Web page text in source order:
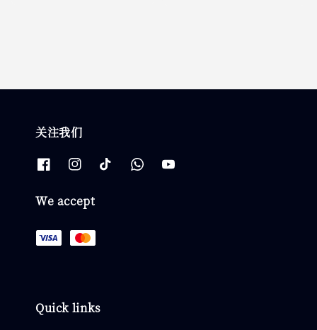
关注我们
We accept
Quick links